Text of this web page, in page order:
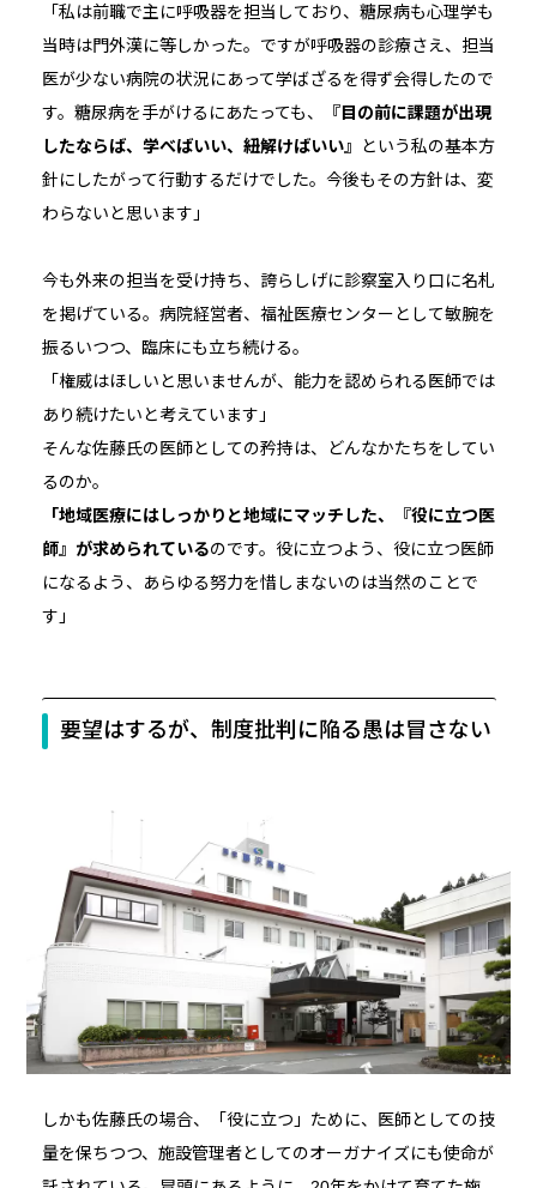
「私は前職で主に呼吸器を担当しており、糖尿病も心理学も
当時は門外漢に等しかった。ですが呼吸器の診療さえ、担当
医が少ない病院の状況にあって学ばざるを得ず会得したので
す。糖尿病を手がけるにあたっても、
『目の前に課題が出現
したならば、学べばいい、紐解けばいい』
という私の基本方
針にしたがって行動するだけでした。今後もその方針は、変
わらないと思います」
今も外来の担当を受け持ち、誇らしげに診察室入り口に名札
を掲げている。病院経営者、福祉医療センターとして敏腕を
振るいつつ、臨床にも立ち続ける。
「権威はほしいと思いませんが、能力を認められる医師では
あり続けたいと考えています」
そんな佐藤氏の医師としての矜持は、どんなかたちをしてい
るのか。
「地域医療にはしっかりと地域にマッチした、『役に立つ医
師』が求められているのです。役に立つよう、役に立つ医師
になるよう、あらゆる努力を惜しまないのは当然のことで
す」
要望はするが、制度批判に陥る愚は冒さない
しかも佐藤氏の場合、「役に立つ」ために、医師としての技
量を保ちつつ、施設管理者としてのオーガナイズにも使命が